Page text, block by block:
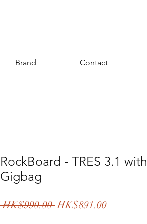
Brand Contact
RockBoard - TRES 3.1 with
Gigbag
HK$990.00 Regular
HK$891.00Sale